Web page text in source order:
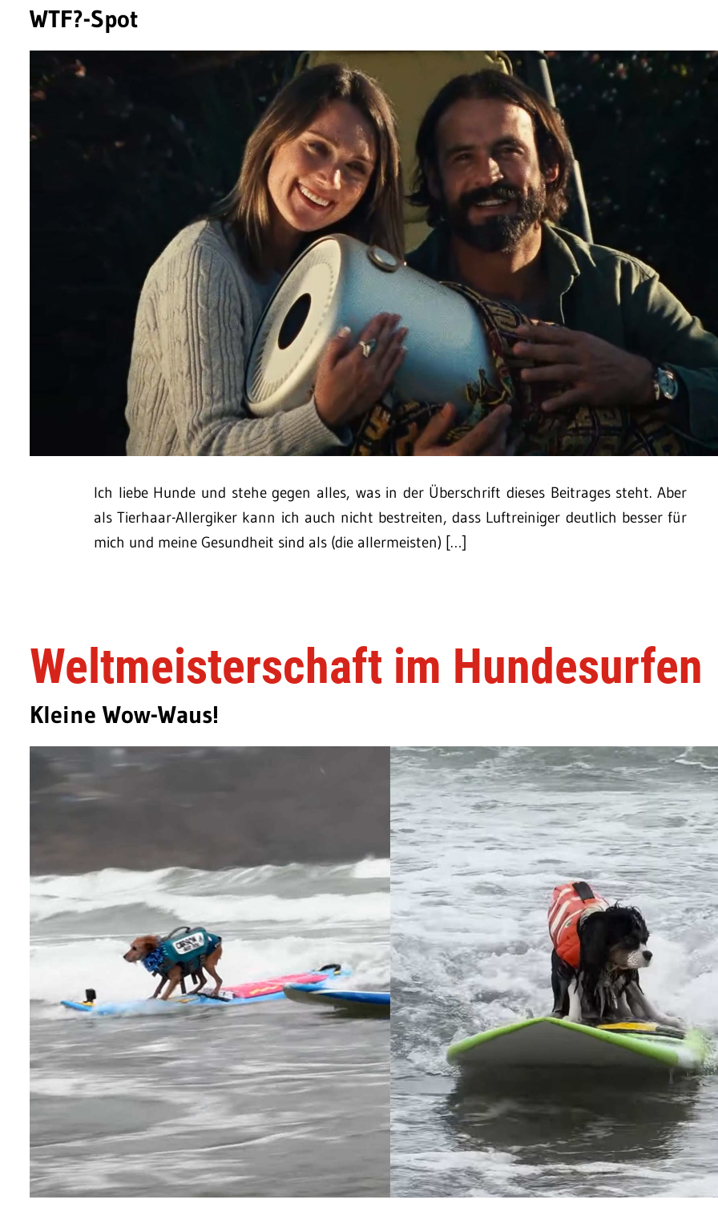
WTF?-Spot
Ich liebe Hunde und stehe gegen alles, was in der Überschrift dieses Beitrages steht. Aber
als Tierhaar-Allergiker kann ich auch nicht bestreiten, dass Luftreiniger deutlich besser für
mich und meine Gesundheit sind als (die allermeisten) […]
Weltmeisterschaft im Hundesurfen
Kleine Wow-Waus!